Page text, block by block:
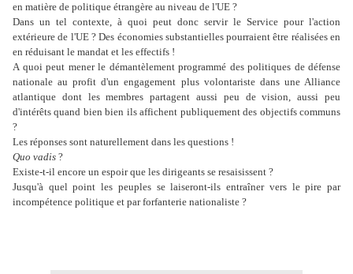
en matière de politique étrangère au niveau de l'UE ?
Dans un tel contexte, à quoi peut donc servir le Service pour l'action
extérieure de l'UE ? Des économies substantielles pourraient être réalisées en
en réduisant le mandat et les effectifs !
A quoi peut mener le démantèlement programmé des politiques de défense
nationale au profit d'un engagement plus volontariste dans une Alliance
atlantique dont les membres partagent aussi peu de vision, aussi peu
d'intérêts quand bien bien ils affichent publiquement des objectifs communs
?
Les réponses sont naturellement dans les questions !
Quo vadis ?
Existe-t-il encore un espoir que les dirigeants se resaisissent ?
Jusqu'à quel point les peuples se laiseront-ils entraîner vers le pire par
incompétence politique et par forfanterie nationaliste ?